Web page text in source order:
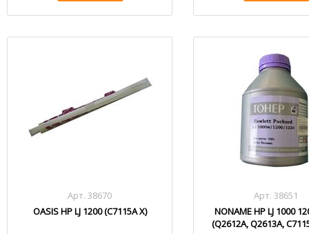
Арт. 38670
OASIS HP LJ 1200 (C7115A X)
Арт. 38651
NONAME HP LJ 1000
(Q2612A, Q2613A,